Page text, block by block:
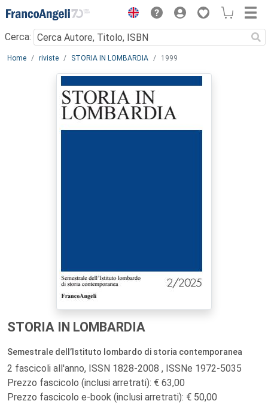
Menu
Cerca:
Main content
Home riviste STORIA IN LOMBARDIA 1999
STORIA IN LOMBARDIA
Semestrale dell’Istituto lombardo di storia contemporanea
2 fascicoli all'anno, ISSN 1828-2008 , ISSNe 1972-5035
Prezzo fascicolo (inclusi arretrati): € 63,00
Prezzo fascicolo e-book (inclusi arretrati): € 50,00